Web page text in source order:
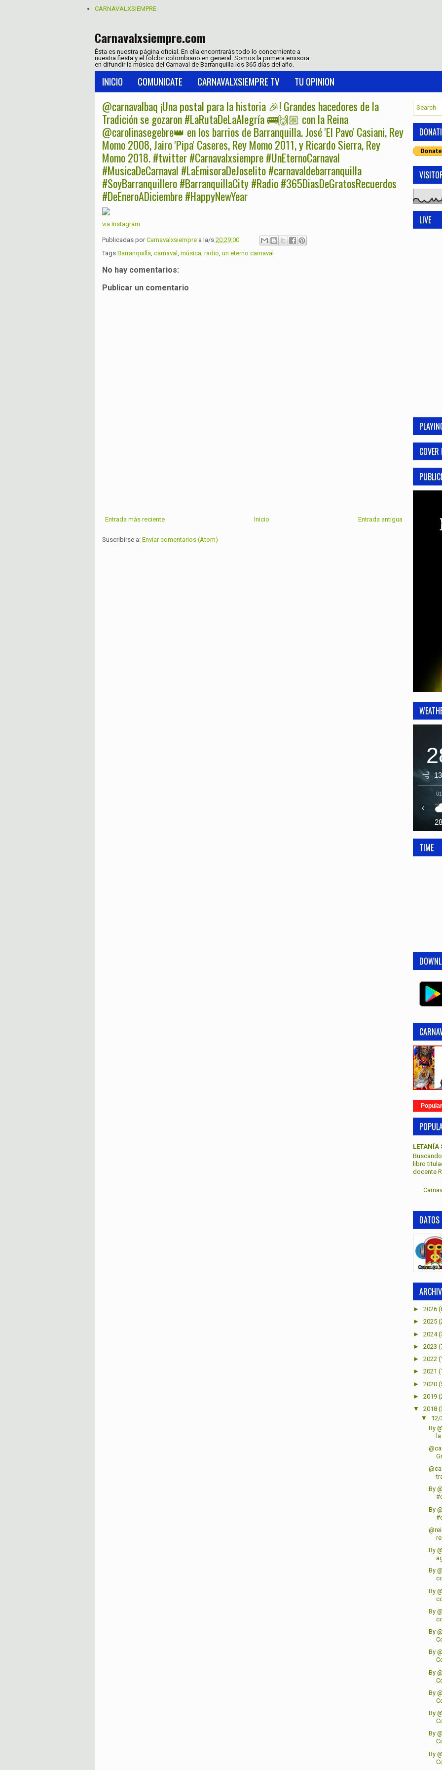
CARNAVALXSIEMPRE
Carnavalxsiempre.com
Ésta es nuestra página oficial. En ella encontrarás todo lo concerniente a
nuestra fiesta y el folclor colombiano en general. Somos la primera emisora
en difundir la música del Carnaval de Barranquilla los 365 días del año.
INICIO COMUNICATE CARNAVALXSIEMPRE TV TU OPINION
@carnavalbaq ¡Una postal para la historia 🎉! Grandes hacedores de la
Tradición se gozaron #LaRutaDeLaAlegría 🚌🙌🏼 con la Reina
@carolinasegebre👑 en los barrios de Barranquilla. José 'El Pavo' Casiani, Rey
Momo 2008, Jairo 'Pipa' Caseres, Rey Momo 2011, y Ricardo Sierra, Rey
Momo 2018. #twitter #Carnavalxsiempre #UnEternoCarnaval
#MusicaDeCarnaval #LaEmisoraDeJoselito #carnavaldebarranquilla
#SoyBarranquillero #BarranquillaCity #Radio #365DiasDeGratosRecuerdos
#DeEneroADiciembre #HappyNewYear
via Instagram
Publicadas porCarnavalxsiempre a la/s 20:29:00
Tags Barranquilla carnaval música radio un eterno carnaval
No hay comentarios:
Publicar un comentario
Entrada más reciente Entrada antigua
Inicio
Suscribirse a: Enviar comentarios (Atom)
LIVE
‹
TIME
Popular
LETANÍA
libro
docente
DATOS
► 2026
► 2025
► 2024
► 2023
► 2022
► 2021
► 2020
► 2019
▼ 2018
▼ 12/
By
la
By
By
By
By
By
By
By
By
By
By
By
By
By